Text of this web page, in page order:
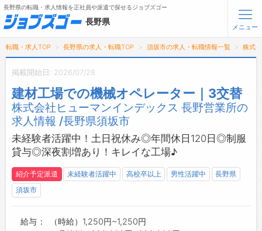
メニュー
トップ
詳細情報で求人を探す
タップで簡単に求人を探す
【初めての方へ】
長野県の求人検索で選ばれる理由
転職支援サービスについて
長野県の転職・求人情報を正社員や派遣で探せるジョブズゴー
長野県
メニュー
転職・求人TOP 長野県の求人・転職TOP 須坂市の求人・転職情報一覧 株式
掲載開始日: 2026/07/28
建材工場での機械オペレーター｜3交替
株式会社ヒューマンインデックス 長野営業所の
求人情報 /長野県須坂市
未経験者活躍中！土日祝休み◎年間休日120日◎制服
貸与◎深夜割増あり！キレイな工場♪
紹介予定派遣 未経験者活躍中 高校卒以上 男性活躍中
長野県
須坂市
給与
（時給）1,250円~1,250円